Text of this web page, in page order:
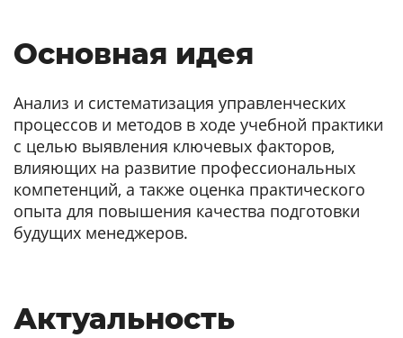
Основная идея
Анализ и систематизация управленческих
процессов и методов в ходе учебной практики
с целью выявления ключевых факторов,
влияющих на развитие профессиональных
компетенций, а также оценка практического
опыта для повышения качества подготовки
будущих менеджеров.
Актуальность